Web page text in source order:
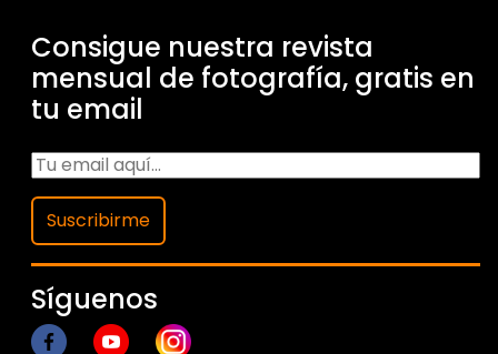
Consigue nuestra revista
mensual de fotografía, gratis en
tu email
Suscribirme
Síguenos